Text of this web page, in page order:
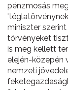
pénzmosás
miniszter
törvényeket
is meg kellett
elején-közepén
nemzeti